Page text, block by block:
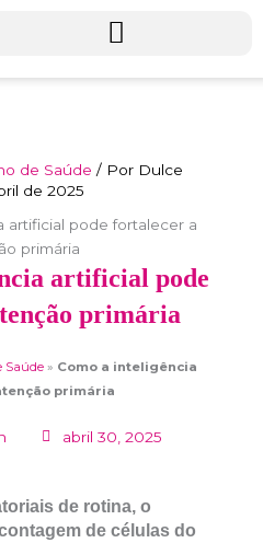
de Saúde / Por Dulce
de 2025
artificial pode
primária
Saúde » Como a inteligência
primária
abril 30, 2025
de rotina, o
de células do